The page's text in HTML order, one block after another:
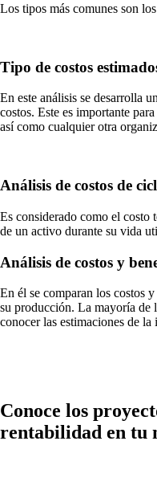
Los tipos más comunes son
Tipo de costos
En este análisis se desarrolla
costos. Este es importante para
así como cualquier otra
Análisis de costos de
Es considerado como el costo
de un activo durante su vida
Análisis de costos y
En él se comparan los costos
su producción. La mayoría de
conocer las estimaciones de
Conoce los
rentabilidad en tu